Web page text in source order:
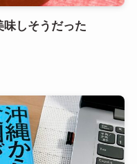
しそうだった